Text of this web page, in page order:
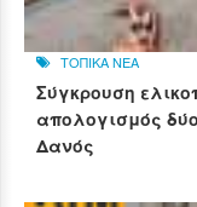
ΤΟΠΙΚΑ ΝΕΑ
Σύγκρουση
απολογισμός
Δανός